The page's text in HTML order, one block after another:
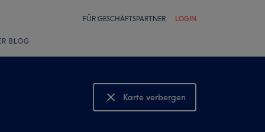
FÜR GESCHÄFTSPARTNER LOGIN
BLOG
Karte verbergen
Karte anzeigen